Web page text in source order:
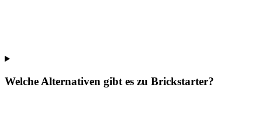
Welche Alternativen gibt es zu Brickstarter?